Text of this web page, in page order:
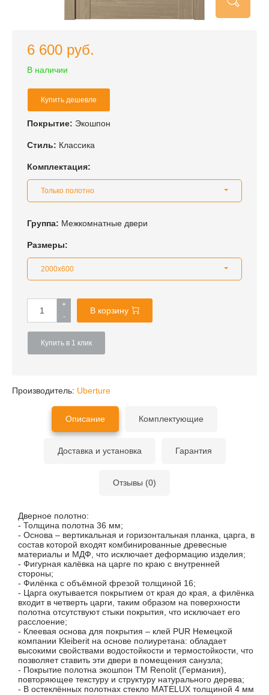
6 600 руб.
В наличии
Купить дешевле
Покрытие: Экошпон
Стиль: Классика
Комплектация:
Только полотно
Группа: Межкомнатные двери
Размеры:
2000x600
+
-
В корзину
Купить в 1 клик
Производитель: Uberture
Описание Комплектующие
Доставка и установка Гарантия
Отзывы (0)
Дверное полотно:
- Толщина полотна 36 мм;
- Основа – вертикальная и горизонтальная планка, царга, в
состав которой входят комбинированные древесные
материалы и МДФ, что исключает деформацию изделия;
- Фигурная калёвка на царге по краю с внутренней
стороны;
- Филёнка с объёмной фрезой толщиной 16;
- Царга окутывается покрытием от края до края, а филёнка
входит в четверть царги, таким образом на поверхности
полотна отсутствуют стыки покрытия, что исключает его
расслоение;
- Клеевая основа для покрытия – клей PUR Немецкой
компании Kleiberit на основе полиуретана: обладает
высокими свойствами водостойкости и термостойкости, что
позволяет ставить эти двери в помещения санузла;
- Покрытие полотна экошпон ТМ Renolit (Германия),
повторяющее текстуру и структуру натурального дерева;
- В остеклённых полотнах стекло MATELUX толщиной 4 мм